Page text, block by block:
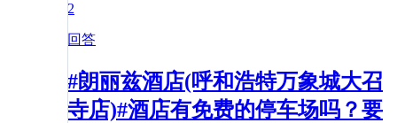
2
回答
#朗丽兹酒店(呼和浩特万象城大召
寺店)#酒店有免费的停车场吗？要